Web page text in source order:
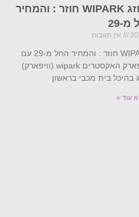
פארק האקסטרים הממוזג WIPARK חוזר : והמחיר
מ-29
אין תגובות
פארק האקסטרים הממוזג WIPARK חוזר : והמחיר החל מ-29 עם
היציאה לחופש הגדול, יפתח פארק האקסטרים wipark (וויפארק)
בהיכל בית מכבי בראשון
עוד »